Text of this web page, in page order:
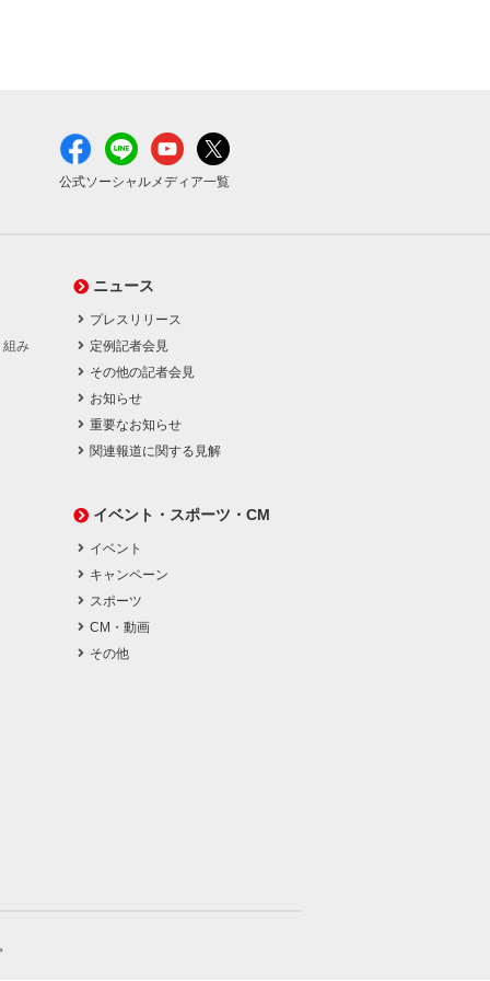
公式ソーシャルメディア一覧
組み
ニュース
プレスリリース
定例記者会見
その他の記者会見
お知らせ
重要なお知らせ
関連報道に関する見解
イベント・スポーツ・CM
イベント
キャンペーン
スポーツ
CM・動画
その他